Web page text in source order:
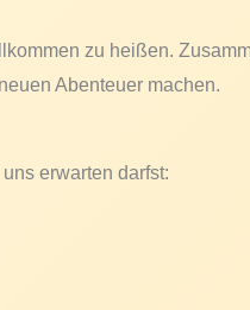
zu heißen.
Abenteuer machen.
erwarten darfst: